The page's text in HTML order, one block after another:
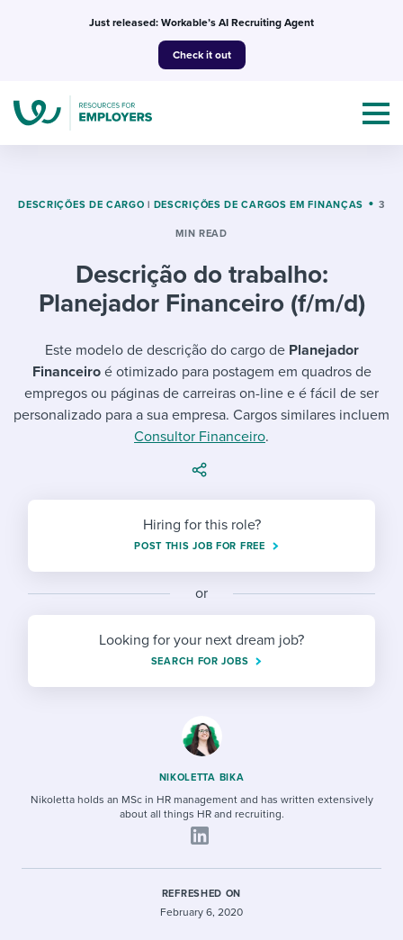
Just released: Workable’s AI Recruiting Agent
Check it out
Mobilizing AI in my work
Evaluating candidates
Developing & retaining people
Ensuring compliance
Finding and attracting people
Establishing an employer brand
Digitizing work processes
Candidate/employee experiences
Templates & Guides
I WANT...
Job description templates
Onboarding checklists
Step-by-step tutorials
HR terms
Workable Academy
I WANT TO LEARN ABOUT...
Applying for a job
Pay & benefits
Overall career resources
Attend webinars & events
Workable customer stories
DESCRIÇÕES DE CARGO | DESCRIÇÕES DE CARGOS EM FINANÇAS 3
MIN READ
Descrição do trabalho:
Planejador Financeiro (f/m/d)
Este modelo de descrição do cargo de Planejador
Financeiroé otimizado para postagem em quadros de
empregos ou páginas de carreiras on-line e é fácil de ser
personalizado para a sua empresa. Cargos similares incluem
Consultor Financeiro.
Hiring for this role?
POST THIS JOB FOR FREE
or
Looking for your next dream job?
SEARCH FOR JOBS
NIKOLETTA BIKA
Nikoletta holds an MSc in HR management and has written extensively
about all things HR and recruiting.
REFRESHED ON
February 6, 2020